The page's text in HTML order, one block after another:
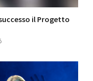
il Progetto